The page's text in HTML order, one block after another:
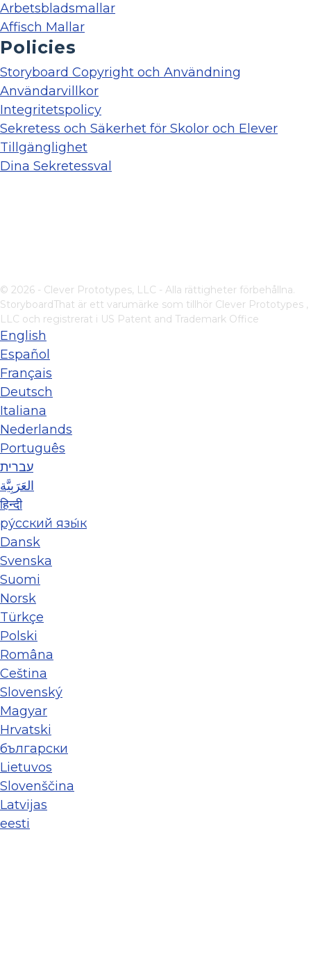
Arbetsbladsmallar
Affisch Mallar
Policies
Storyboard Copyright och Användning
Användarvillkor
Integritetspolicy
Sekretess och Säkerhet för Skolor och Elever
Tillgänglighet
Dina Sekretessval
© 2026 - Clever Prototypes, LLC - Alla rättigheter förbehållna.
StoryboardThat är ett varumärke som tillhör Clever Prototypes ,
LLC och registrerat i US Patent and Trademark Office
English
Español
Français
Deutsch
Italiana
Nederlands
Português
עברית
العَرَبِيَّة
हिन्दी
ру́сский язы́к
Dansk
Svenska
Suomi
Norsk
Türkçe
Polski
Româna
Ceština
Slovenský
Magyar
Hrvatski
български
Lietuvos
Slovenščina
Latvijas
eesti